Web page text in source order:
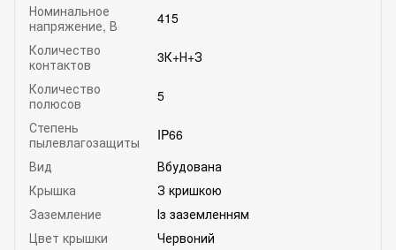
Номинальное
напряжение, В
415
Количество
контактов
3К+Н+З
Количество
полюсов
5
Степень
пылевлагозащиты
IP66
Вид
Вбудована
Крышка
З кришкою
Заземление
Із заземленням
Цвет крышки
Червоний